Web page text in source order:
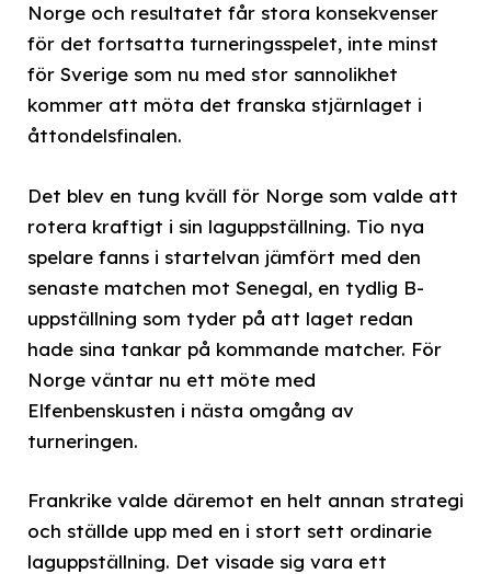
Norge och resultatet får stora konsekvenser
för det fortsatta turneringsspelet, inte minst
för Sverige som nu med stor sannolikhet
kommer att möta det franska stjärnlaget i
åttondelsfinalen.
Det blev en tung kväll för Norge som valde att
rotera kraftigt i sin laguppställning. Tio nya
spelare fanns i startelvan jämfört med den
senaste matchen mot Senegal, en tydlig B-
uppställning som tyder på att laget redan
hade sina tankar på kommande matcher. För
Norge väntar nu ett möte med
Elfenbenskusten i nästa omgång av
turneringen.
Frankrike valde däremot en helt annan strategi
och ställde upp med en i stort sett ordinarie
laguppställning. Det visade sig vara ett